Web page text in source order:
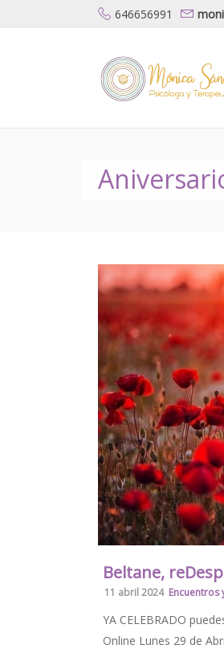
646656991
Beltane,
11 abril 2024 Encuentros
YA CELEBRADO
Online Lunes 29 de